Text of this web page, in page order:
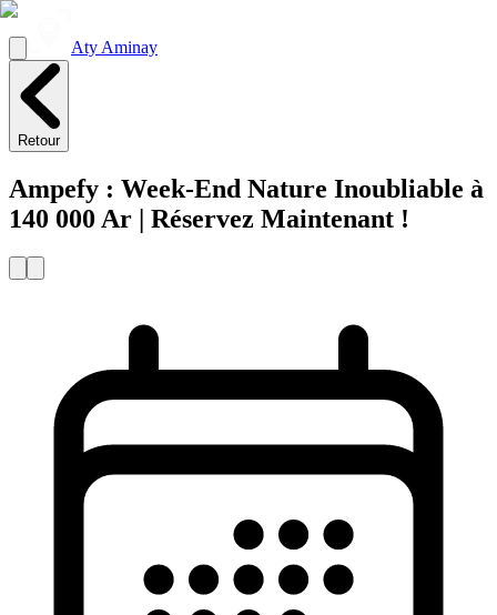
Aty Aminay
Retour
Ampefy : Week-End Nature Inoubliable à
140 000 Ar | Réservez Maintenant !